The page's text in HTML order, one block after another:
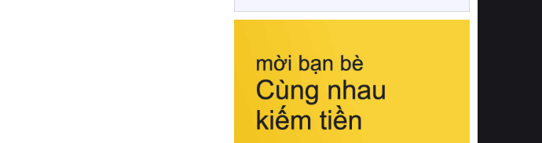
này, bạn sẽ cảm nhận rõ rệt sự khác
hồi chuẩn xác của phần đệm nâng đỡ
cột sống.
Bên cạnh đó, việc lựa chọn các dòng
sản phẩm đạt chuẩn chất lượng quốc
tế còn giúp ngăn ngừa tình trạng kích